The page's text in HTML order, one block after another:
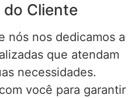
Cliente
nós nos dedicamos a
que atendam
necessidades.
você para garantir